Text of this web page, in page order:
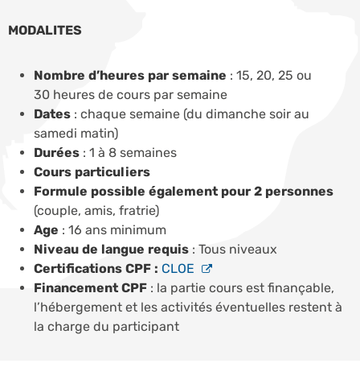
MODALITES
Nombre d’heures par semaine : 15, 20, 25 ou
30 heures de cours par semaine
Dates : chaque semaine (du dimanche soir au
samedi matin)
Durées : 1 à 8 semaines
Cours particuliers
Formule possible également pour 2 personnes
(couple, amis, fratrie)
Age : 16 ans minimum
Niveau de langue requis : Tous niveaux
Certifications CPF : CLOE
Financement CPF : la partie cours est finançable,
l’hébergement et les activités éventuelles restent à
la charge du participant